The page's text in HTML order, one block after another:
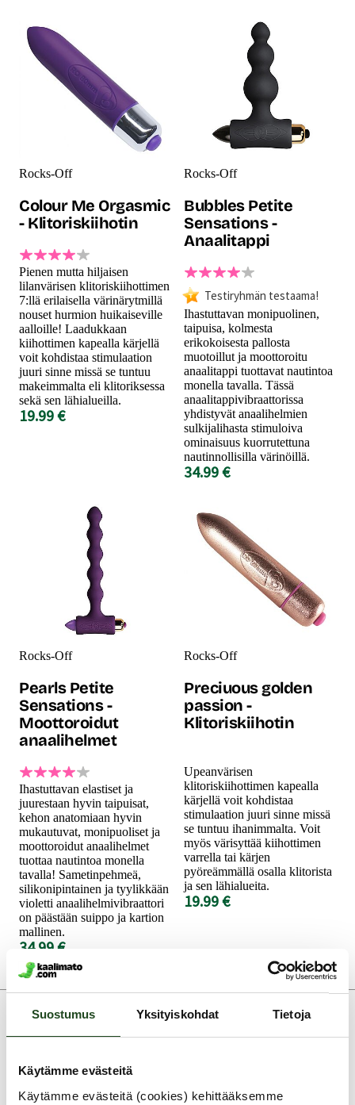
Suostumus Yksityiskohdat Tietoja
Käytämme evästeitä
Käytämme evästeitä (cookies) kehittääksemme
Rocks-Off
Colour Me Orgasmic
- Klitoriskiihotin
Pienen mutta hiljaisen
lilanvärisen klitoriskiihottimen
7:llä erilaisella värinärytmillä
nouset hurmion huikaiseville
aalloille! Laadukkaan
kiihottimen kapealla kärjellä
voit kohdistaa stimulaation
juuri sinne missä se tuntuu
makeimmalta eli klitoriksessa
sekä sen lähialueilla.
19.99 €
Rocks-Off
Bubbles Petite
Sensations -
Anaalitappi
Testiryhmän testaama!
Ihastuttavan monipuolinen,
taipuisa, kolmesta
erikokoisesta pallosta
muotoillut ja moottoroitu
anaalitappi tuottavat nautintoa
monella tavalla. Tässä
anaalitappivibraattorissa
yhdistyvät anaalihelmien
sulkijalihasta stimuloiva
ominaisuus kuorrutettuna
nautinnollisilla värinöillä.
34.99 €
Rocks-Off
Pearls Petite
Sensations -
Moottoroidut
anaalihelmet
Ihastuttavan elastiset ja
juurestaan hyvin taipuisat,
kehon anatomiaan hyvin
mukautuvat, monipuoliset ja
moottoroidut anaalihelmet
tuottaa nautintoa monella
tavalla! Sametinpehmeä,
silikonipintainen ja tyylikkään
violetti anaalihelmivibraattori
on päästään suippo ja kartion
mallinen.
34.99 €
Rocks-Off
Preciuous golden
passion -
Klitoriskiihotin
Upeanvärisen
klitoriskiihottimen kapealla
kärjellä voit kohdistaa
stimulaation juuri sinne missä
se tuntuu ihanimmalta. Voit
myös värisyttää kiihottimen
varrella tai kärjen
pyöreämmällä osalla klitorista
ja sen lähialueita.
19.99 €
Asiakaspalvelu ark. 8 - 15
0400-380566